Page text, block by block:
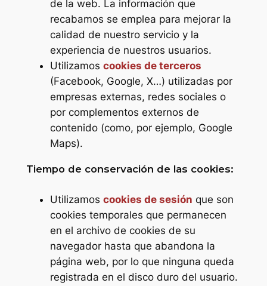
de la web. La información que
recabamos se emplea para mejorar la
calidad de nuestro servicio y la
experiencia de nuestros usuarios.
Utilizamos cookies de terceros
(Facebook, Google, X…) utilizadas por
empresas externas, redes sociales o
por complementos externos de
contenido (como, por ejemplo, Google
Maps).
Tiempo de conservación de las cookies:
Utilizamos cookies de sesión que son
cookies temporales que permanecen
en el archivo de cookies de su
navegador hasta que abandona la
página web, por lo que ninguna queda
registrada en el disco duro del usuario.